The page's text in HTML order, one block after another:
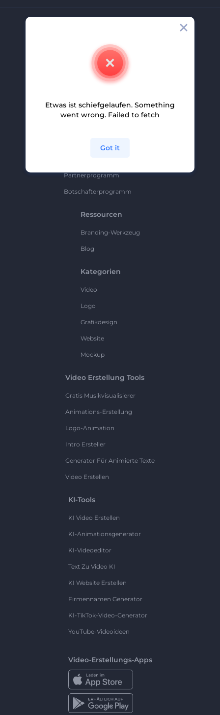
Partnerprogramm
Partnerprogramm
Botschafterprogramm
Ressourcen
Branding-Werkzeug
Blog
Kategorien
Video
Logo
Grafikdesign
Website
Mockup
Video Erstellung Tools
Gratis Musikvisualisierer
Animations-Erstellung
Logo-Animation
Intro Ersteller
Generator Für Animierte Texte
Video Erstellen
KI-Tools
KI Video Erstellen
KI-Animationsgenerator
KI-Videoeditor
Text Zu Video KI
KI Website Erstellen
Firmennamen Generator
KI-TikTok-Video-Generator
YouTube-Videoideen
Video-Erstellungs-Apps
Etwas ist schiefgelaufen. Something
went wrong. Failed to fetch
Got it